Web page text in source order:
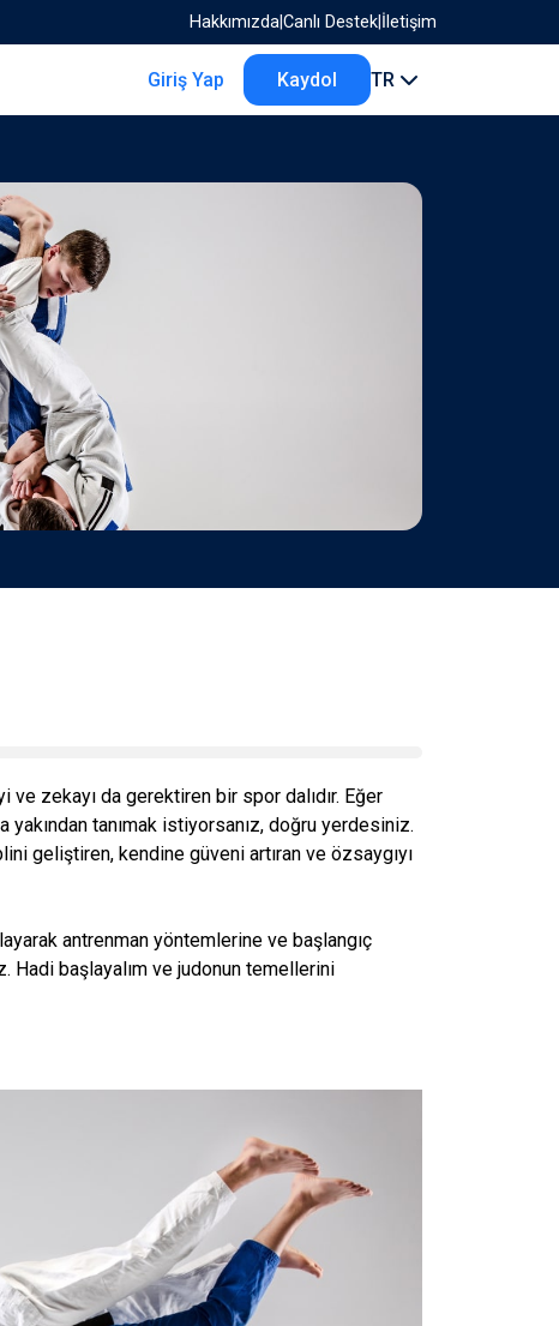
HakkımızdaCanlı Destek İletişim
Giriş Yap Kaydol TR
zekayı da gerektiren bir spor dalıdır. Eğer
yakından tanımak istiyorsanız, doğru yerdesiniz.
geliştiren, kendine güveni artıran ve özsaygıyı
antrenman yöntemlerine ve başlangıç
Hadi başlayalım ve judonun temellerini